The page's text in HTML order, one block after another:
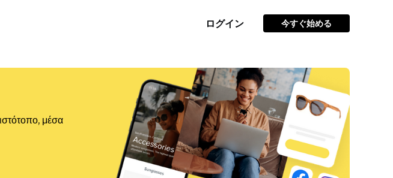
ログイン 今すぐ始める
μέσα